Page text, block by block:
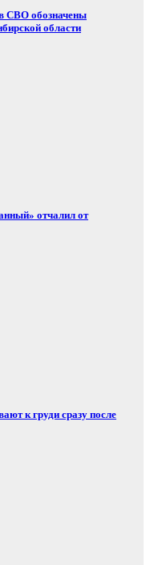
СВО обозначены
области
отчалил от
к груди сразу после